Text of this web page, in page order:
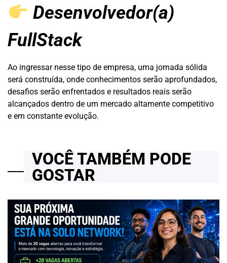
Desenvolvedor(a)
FullStack
Ao ingressar nesse tipo de empresa, uma jornada sólida
será construída, onde conhecimentos serão aprofundados,
desafios serão enfrentados e resultados reais serão
alcançados dentro de um mercado altamente competitivo
e em constante evolução.
VOCÊ TAMBÉM PODE
GOSTAR